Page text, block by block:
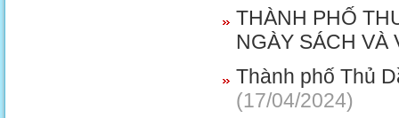
THÀNH PHỐ
NGÀY SÁCH VÀ
Thành phố Thủ
(17/04/2024)